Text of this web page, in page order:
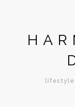
lifestyle